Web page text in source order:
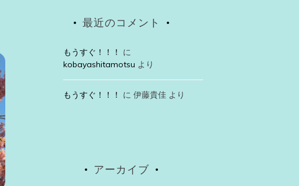
最近のコメント
もうすぐ！！！
に
kobayashitamotsu より
もうすぐ！！！ に伊藤貴佳 より
アーカイブ